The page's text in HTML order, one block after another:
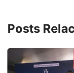
Posts